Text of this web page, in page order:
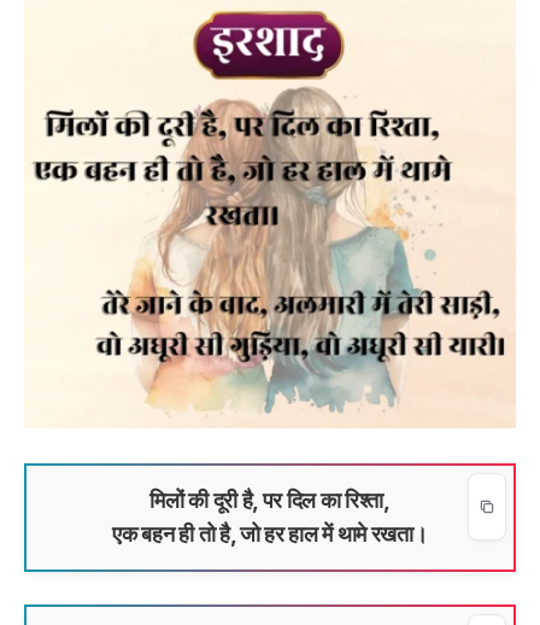
मिलों की दूरी है, पर दिल का रिश्ता,
एक बहन ही तो है, जो हर हाल में थामे रखता।